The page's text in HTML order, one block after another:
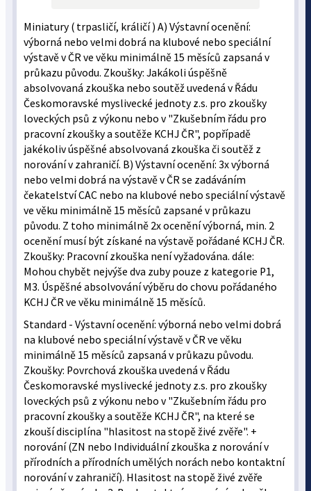
Miniatury ( trpasličí, králičí ) A) Výstavní ocenění:
výborná nebo velmi dobrá na klubové nebo speciální
výstavě v ČR ve věku minimálně 15 měsíců zapsaná v
průkazu původu. Zkoušky: Jakákoli úspěšně
absolvovaná zkouška nebo soutěž uvedená v Řádu
Českomoravské myslivecké jednoty z.s. pro zkoušky
loveckých psů z výkonu nebo v "Zkušebním řádu pro
pracovní zkoušky a soutěže KCHJ ČR", popřípadě
jakékoliv úspěšné absolvovaná zkouška či soutěž z
norování v zahraničí. B) Výstavní ocenění: 3x výborná
nebo velmi dobrá na výstavě v ČR se zadáváním
čekatelství CAC nebo na klubové nebo speciální výstavě
ve věku minimálně 15 měsíců zapsané v průkazu
původu. Z toho minimálně 2x ocenění výborná, min. 2
ocenění musí být získané na výstavě pořádané KCHJ ČR.
Zkoušky: Pracovní zkouška není vyžadována. dále:
Mohou chybět nejvýše dva zuby pouze z kategorie P1,
M3. Úspěšné absolvování výběru do chovu pořádaného
KCHJ ČR ve věku minimálně 15 měsíců.
Standard - Výstavní ocenění: výborná nebo velmi dobrá
na klubové nebo speciální výstavě v ČR ve věku
minimálně 15 měsíců zapsaná v průkazu původu.
Zkoušky: Povrchová zkouška uvedená v Řádu
Českomoravské myslivecké jednoty z.s. pro zkoušky
loveckých psů z výkonu nebo v "Zkušebním řádu pro
pracovní zkoušky a soutěže KCHJ ČR", na které se
zkouší disciplína "hlasitost na stopě živé zvěře". +
norování (ZN nebo Individuální zkouška z norování v
přírodních a přírodních umělých norách nebo kontaktní
norování v zahraničí). Hlasitost na stopě živé zvěře